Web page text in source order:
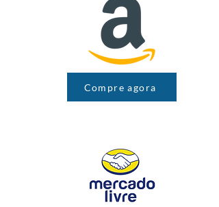
Compre agora